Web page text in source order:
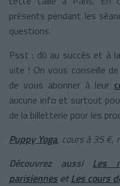
présents pendant les
questions.
Psst : dû au succès et à
vite ! On vous conseille
de vous abonner à leur
aucune info et surtout
de la billetterie pour les
Puppy Yoga, cours à 35 €,
Découvrez aussi Les
parisiennesetLes cours